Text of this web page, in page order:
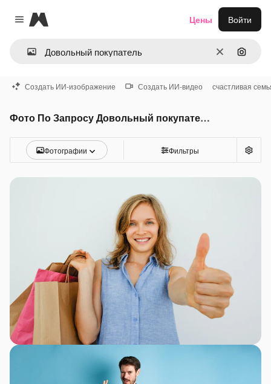
Close menu
Magnific
ОчиститьПоиск
Цены Войти
Создать ИИ-изображение Создать ИИ-видео счастливая
Фото По Запросу Довольный покупатель
Фотографии Фильтры